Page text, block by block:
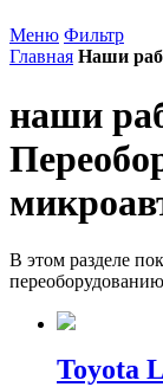
Меню Фильтр
Главная Наши
наши
В этом разделе
Toyota